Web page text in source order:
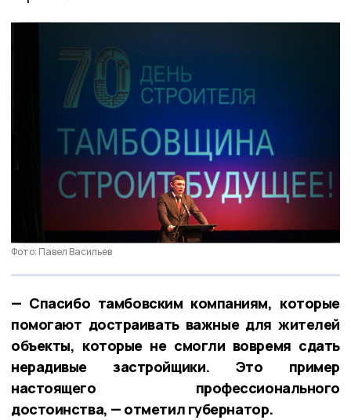
Фото: Павел Васильев
— Спасибо тамбовским компаниям, которые
помогают достраивать важные для жителей
объекты, которые не смогли вовремя сдать
нерадивые застройщики. Это пример
настоящего профессионального
достоинства, — отметил губернатор.